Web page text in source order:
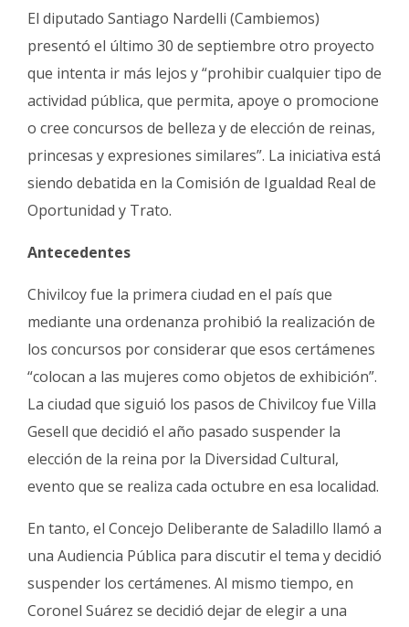
El diputado Santiago Nardelli (Cambiemos)
presentó el último 30 de septiembre otro proyecto
que intenta ir más lejos y “prohibir cualquier tipo de
actividad pública, que permita, apoye o promocione
o cree concursos de belleza y de elección de reinas,
princesas y expresiones similares”. La iniciativa está
siendo debatida en la Comisión de Igualdad Real de
Oportunidad y Trato.
Antecedentes
Chivilcoy fue la primera ciudad en el país que
mediante una ordenanza prohibió la realización de
los concursos por considerar que esos certámenes
“colocan a las mujeres como objetos de exhibición”.
La ciudad que siguió los pasos de Chivilcoy fue Villa
Gesell que decidió el año pasado suspender la
elección de la reina por la Diversidad Cultural,
evento que se realiza cada octubre en esa localidad.
En tanto, el Concejo Deliberante de Saladillo llamó a
una Audiencia Pública para discutir el tema y decidió
suspender los certámenes. Al mismo tiempo, en
Coronel Suárez se decidió dejar de elegir a una